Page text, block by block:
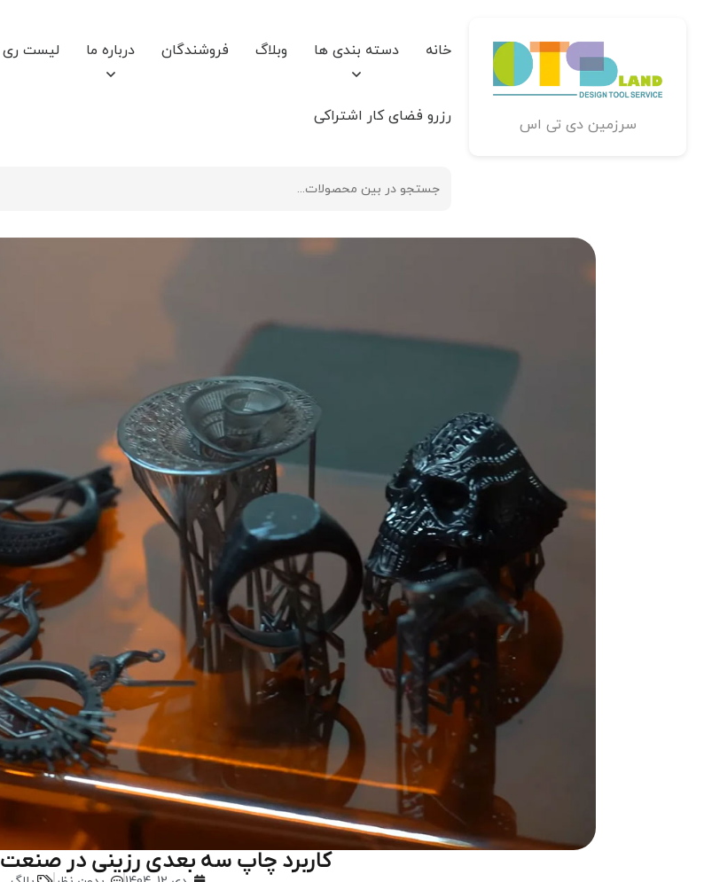
سرزمین دی تی اس
خانه دسته بندی ها وبلاگ فروشندگان درباره ما لیست ری
رزرو فضای کار اشتراکی
کاربرد چاپ سه‌ بعدی رزینی در